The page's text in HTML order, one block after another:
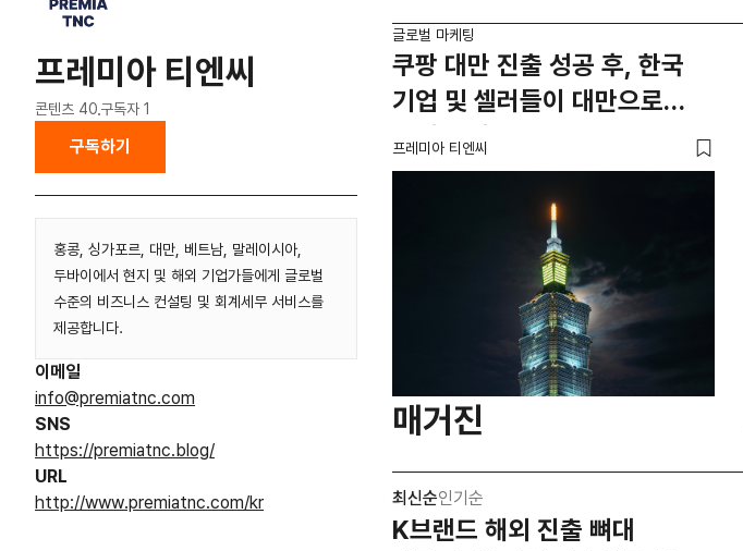
프레미아 티엔씨
콘텐츠 40 구독자 1
구독하기
홍콩, 싱가포르, 대만, 베트남, 말레이시아,
두바이에서 현지 및 해외 기업가들에게 글로벌
수준의 비즈니스 컨설팅 및 회계세무 서비스를
제공합니다.
이메일
info@premiatnc.com
SNS
https://premiatnc.blog/
URL
http://www.premiatnc.com/kr
글로벌 마케팅
쿠팡 대만 진출 성공 후, 한국
기업 및 셀러들이 대만으로
몰리는 이유
프레미아 티엔씨
매거진
최신순인기순
K브랜드 해외 진출 뼈대